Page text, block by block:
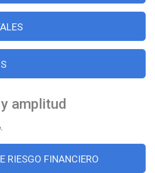
amplitud
RIESGO FINANCIERO